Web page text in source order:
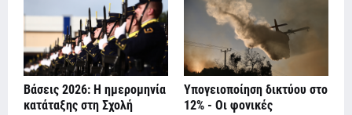
Βάσεις 2026: Η ημερομηνία
κατάταξης στη Σχολή
Υπογειοποίηση δικτύου στο
12% - Οι φονικές